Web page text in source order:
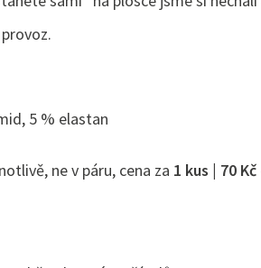
5 % elastan
ne v páru, cena za 1 kus | 70 Kč